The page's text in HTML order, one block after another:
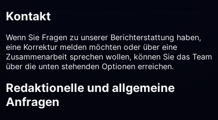
Kontakt
Wenn Sie Fragen zu unserer Berichterstattung haben,
eine Korrektur melden möchten oder über eine
Zusammenarbeit sprechen wollen, können Sie das Team
über die unten stehenden Optionen erreichen.
Redaktionelle und allgemeine
Anfragen